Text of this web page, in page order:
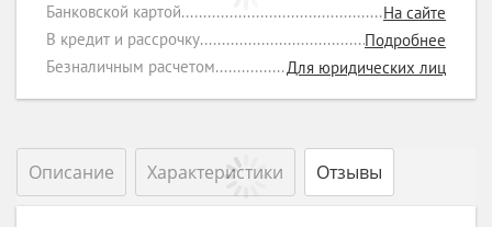
Банковской картой
На сайте
В кредит и рассрочку
Подробнее
Безналичным расчетом
Для юридических лиц
Описание Характеристики Отзывы